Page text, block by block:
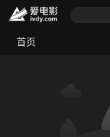
首页